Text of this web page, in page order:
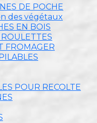
DE POCHE
des végétaux
EN BOIS
FROMAGER
POUR RECOLTE